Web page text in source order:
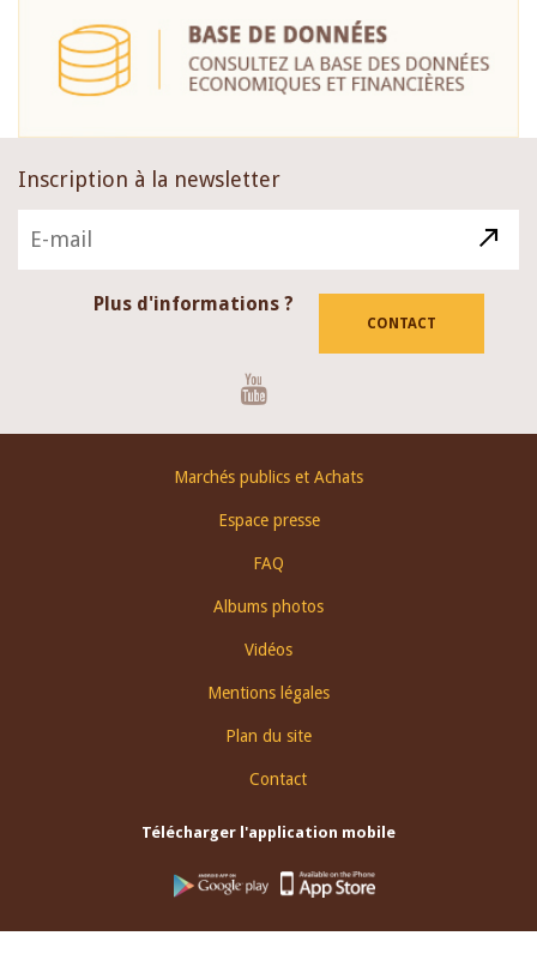
Inscription à la newsletter
Plus d'informations ?
CONTACT
Marchés publics et Achats
Espace presse
FAQ
Albums photos
Vidéos
Mentions légales
Plan du site
Contact
Télécharger l'application mobile